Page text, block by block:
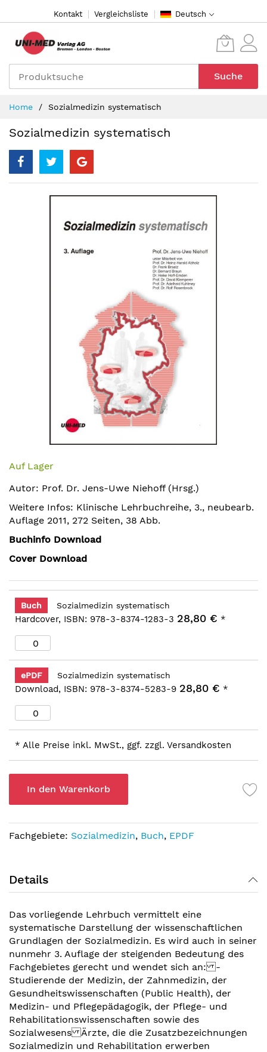
Inhalt
Kontakt Vergleichsliste Deutsch
Suche
Home Sozialmedizin systematisch
Sozialmedizin systematisch
Anfang
Bildergalerie
springen
Auf Lager
Autor: Prof. Dr. Jens-Uwe Niehoff (Hrsg.)
Weitere Infos: Klinische Lehrbuchreihe, 3., neubearb.
Auflage 2011, 272 Seiten, 38 Abb.
Buchinfo Download
Cover Download
Buch Sozialmedizin systematisch
Hardcover, ISBN: 978-3-8374-1283-3 28,80 € *
ePDF Sozialmedizin systematisch
Download, ISBN: 978-3-8374-5283-9 28,80 € *
* Alle Preise inkl. MwSt., ggf. zzgl. Versandkosten
In den Warenkorb
Fachgebiete: Sozialmedizin, Buch, EPDF
Details
Das vorliegende Lehrbuch vermittelt eine
systematische Darstellung der wissenschaftlichen
Grundlagen der Sozialmedizin. Es wird auch in seiner
nunmehr 3. Auflage der steigenden Bedeutung des
Fachgebietes gerecht und wendet sich an: -
Studierende der Medizin, der Zahnmedizin, der
Gesundheitswissenschaften (Public Health), der
Medizin- und Pflegepädagogik, der Pflege- und
Rehabilitationswissenschaften sowie des
Sozialwesens Ärzte, die die Zusatzbezeichnungen
Sozialmedizin und Rehabilitation erwerben